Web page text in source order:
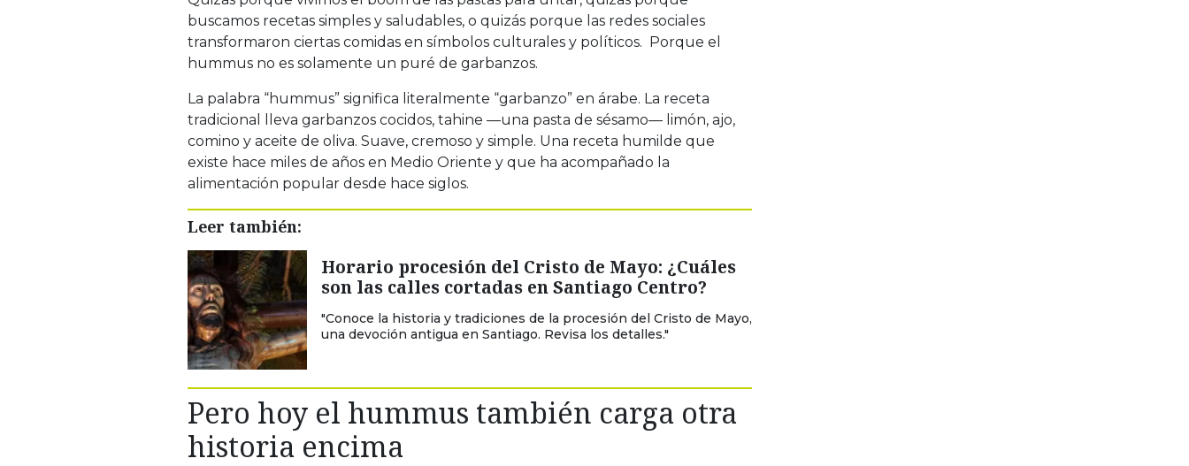
buscamos recetas simples y saludables, o quizás porque las redes sociales
transformaron ciertas comidas en símbolos culturales y políticos. Porque el
hummus no es solamente un puré de garbanzos.
La palabra “hummus” significa literalmente “garbanzo” en árabe. La receta
tradicional lleva garbanzos cocidos, tahine —una pasta de sésamo— limón, ajo,
comino y aceite de oliva. Suave, cremoso y simple. Una receta humilde que
existe hace miles de años en Medio Oriente y que ha acompañado la
alimentación popular desde hace siglos.
Leer también:
Horario procesión del Cristo de Mayo: ¿Cuáles
son las calles cortadas en Santiago Centro?
"Conoce la historia y tradiciones de la procesión del Cristo de Mayo,
una devoción antigua en Santiago. Revisa los detalles."
Pero hoy el hummus también carga otra
historia encima